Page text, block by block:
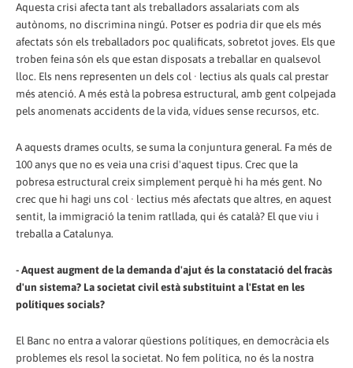
Aquesta crisi afecta tant als treballadors assalariats com als
autònoms, no discrimina ningú. Potser es podria dir que els més
afectats són els treballadors poc qualificats, sobretot joves. Els que
troben feina són els que estan disposats a treballar en qualsevol
lloc. Els nens representen un dels col · lectius als quals cal prestar
més atenció. A més està la pobresa estructural, amb gent colpejada
pels anomenats accidents de la vida, vídues sense recursos, etc.
A aquests drames ocults, se suma la conjuntura general. Fa més de
100 anys que no es veia una crisi d'aquest tipus. Crec que la
pobresa estructural creix simplement perquè hi ha més gent. No
crec que hi hagi uns col · lectius més afectats que altres, en aquest
sentit, la immigració la tenim ratllada, qui és català? El que viu i
treballa a Catalunya.
- Aquest augment de la demanda d'ajut és la constatació del fracàs
d'un sistema? La societat civil està substituint a l'Estat en les
polítiques socials?
El Banc no entra a valorar qüestions polítiques, en democràcia els
problemes els resol la societat. No fem política, no és la nostra